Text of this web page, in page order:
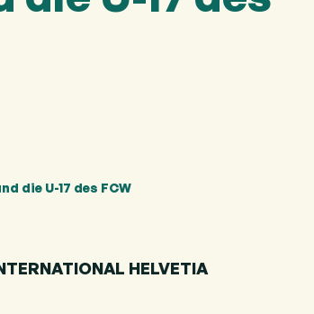
die U-17 des FCW
HELVETIA